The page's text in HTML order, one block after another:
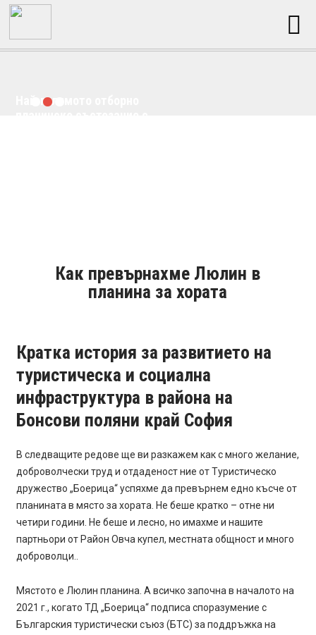
Най-голямото отборно
Как превърнахме Люлин в
планина за хората
Кратка история за развитието на
туристическа и социална
инфраструктура в района на
Бонсови поляни край София
В следващите редове ще ви разкажем как с много желание,
доброволчески труд и отдаденост ние от Туристическо
дружество „Боерица“ успяхме да превърнем едно късче от
планината в място за хората. Не беше кратко – отне ни
четири години. Не беше и лесно, но имахме и нашите
партньори от Район Овча купел, местната общност и много
доброволци..
Мястото е Люлин планина. А всичко започна в началото на
2021 г., когато ТД „Боерица“ подписа споразумение с
Българския туристически съюз (БТС) за поддръжка на